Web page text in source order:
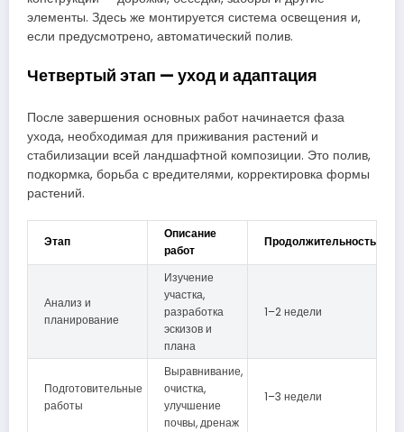
элементы. Здесь же монтируется система освещения и,
если предусмотрено, автоматический полив.
Четвертый этап — уход и адаптация
После завершения основных работ начинается фаза
ухода, необходимая для приживания растений и
стабилизации всей ландшафтной композиции. Это полив,
подкормка, борьба с вредителями, корректировка формы
растений.
Этап
Описание
работ
Продолжительность
Анализ и
планирование
Изучение
участка,
разработка
эскизов и
плана
1–2 недели
Подготовительные
работы
Выравнивание,
очистка,
улучшение
почвы, дренаж
1–3 недели